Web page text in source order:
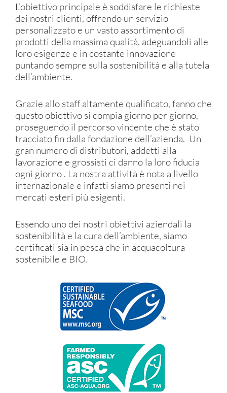
L’obiettivo principale è soddisfare le richieste
dei nostri clienti, offrendo un servizio
personalizzato e un vasto assortimento di
prodotti della massima qualità, adeguandoli alle
loro esigenze e in costante innovazione
puntando sempre sulla sostenibilità e alla tutela
dell’ambiente.
Grazie allo staff altamente qualificato, fanno che
questo obiettivo si compia giorno per giorno,
proseguendo il percorso vincente che è stato
tracciato fin dalla fondazione dell’azienda. Un
gran numero di distributori, addetti alla
lavorazione e grossisti ci danno la loro fiducia
ogni giorno . La nostra attività è nota a livello
internazionale e infatti siamo presenti nei
mercati esteri più esigenti.
Essendo uno dei nostri obiettivi aziendali la
sostenibilità e la cura dell’ambiente, siamo
certificati sia in pesca che in acquacoltura
sostenibile e BIO.